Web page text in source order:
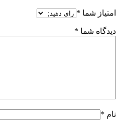
امتیاز شما *
دیدگاه شما *
نام *